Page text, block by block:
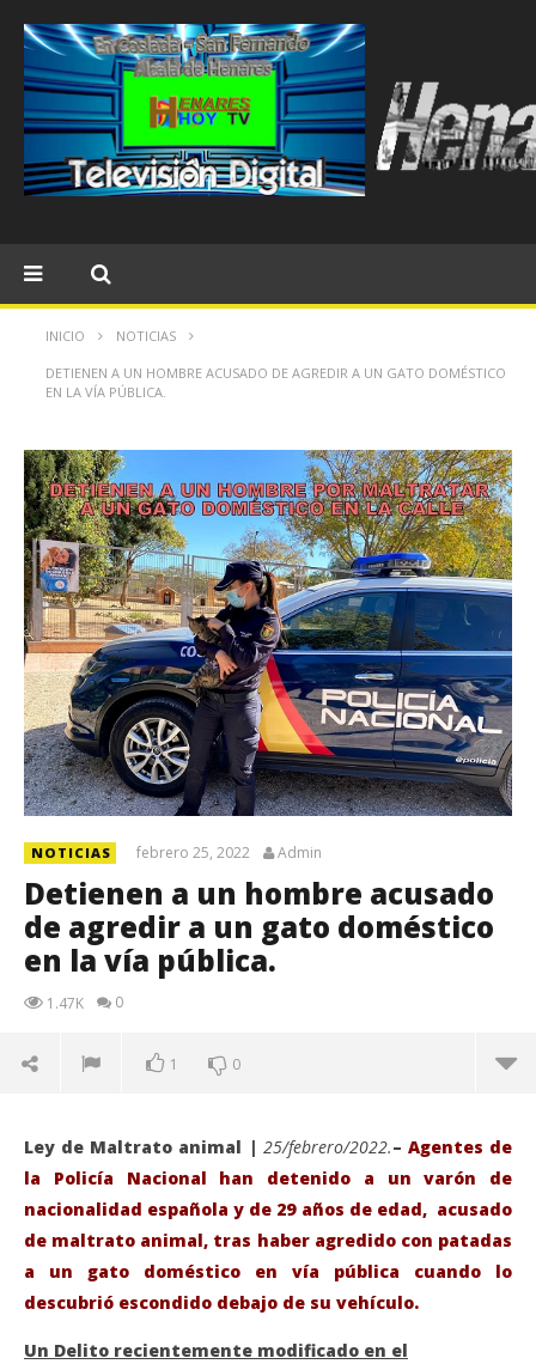
INICIO NOTICIAS
DETIENEN A UN HOMBRE ACUSADO DE AGREDIR A UN GATO DOMÉSTICO
EN LA VÍA PÚBLICA.
NOTICIAS febrero 25, 2022 Admin
Detienen a un hombre acusado
de agredir a un gato doméstico
en la vía pública.
1.47K 0
1 0
Ley de Maltrato animal | 25/febrero/2022.– Agentes de
la Policía Nacional han detenido a un varón de
nacionalidad española y de 29 años de edad, acusado
de maltrato animal, tras haber agredido con patadas
a un gato doméstico en vía pública cuando lo
descubrió escondido debajo de su vehículo.
Un Delito recientemente modificado en el